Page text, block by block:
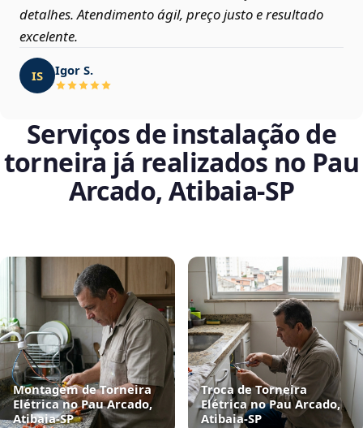
detalhes. Atendimento ágil, preço justo e resultado
excelente.
IS Igor S.
Serviços de instalação de
torneira já realizados no Pau
Arcado, Atibaia‑SP
Montagem de Torneira
Elétrica no Pau Arcado,
Atibaia‑SP
Troca de Torneira
Elétrica no Pau Arcado,
Atibaia‑SP